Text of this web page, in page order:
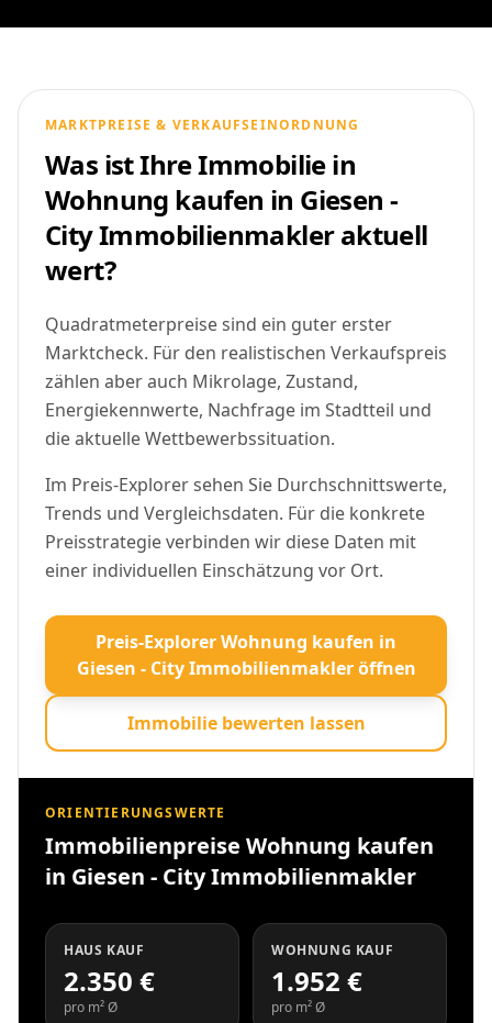
MARKTPREISE & VERKAUFSEINORDNUNG
Was ist Ihre Immobilie in
Wohnung kaufen in Giesen -
City Immobilienmakler aktuell
wert?
Quadratmeterpreise sind ein guter erster
Marktcheck. Für den realistischen Verkaufspreis
zählen aber auch Mikrolage, Zustand,
Energiekennwerte, Nachfrage im Stadtteil und
die aktuelle Wettbewerbssituation.
Im Preis-Explorer sehen Sie Durchschnittswerte,
Trends und Vergleichsdaten. Für die konkrete
Preisstrategie verbinden wir diese Daten mit
einer individuellen Einschätzung vor Ort.
Preis-Explorer Wohnung kaufen in
Giesen - City Immobilienmakler öffnen
Immobilie bewerten lassen
ORIENTIERUNGSWERTE
Immobilienpreise Wohnung kaufen
in Giesen - City Immobilienmakler
HAUS KAUF
2.350 €
pro m² Ø
WOHNUNG KAUF
1.952 €
pro m² Ø